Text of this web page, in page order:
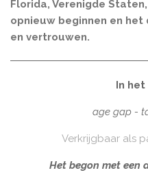
Florida, Verenigde
opnieuw beginnen en
en vertrouwen.
In
age gap -
Verkrijgbaar als
Het begon met een